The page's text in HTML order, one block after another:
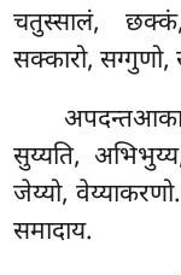
चतुस्सालं, छक्कं,
सक्कारो, सग्गुणो,
सुय्यति,
जेय्यो,
समादाय.